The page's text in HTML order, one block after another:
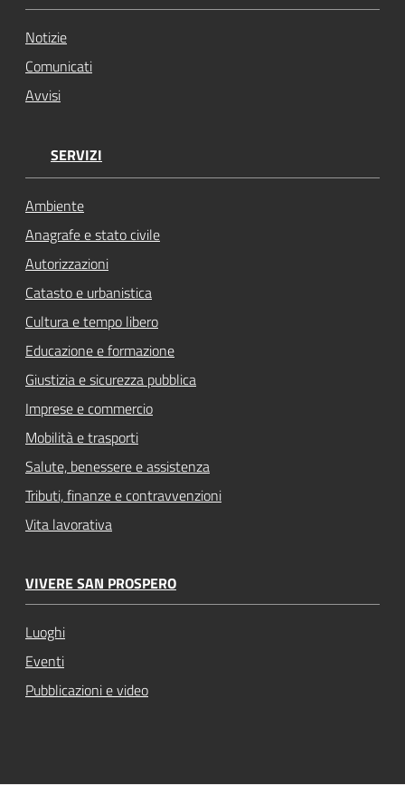
Notizie
Comunicati
Avvisi
SERVIZI
Ambiente
Anagrafe e stato civile
Autorizzazioni
Catasto e urbanistica
Cultura e tempo libero
Educazione e formazione
Giustizia e sicurezza pubblica
Imprese e commercio
Mobilità e trasporti
Salute, benessere e assistenza
Tributi, finanze e contravvenzioni
Vita lavorativa
VIVERE SAN PROSPERO
Luoghi
Eventi
Pubblicazioni e video